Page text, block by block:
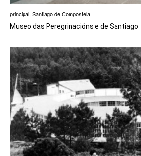
principal Santiago de Compostela
Museo das Peregrinacións e de Santiago